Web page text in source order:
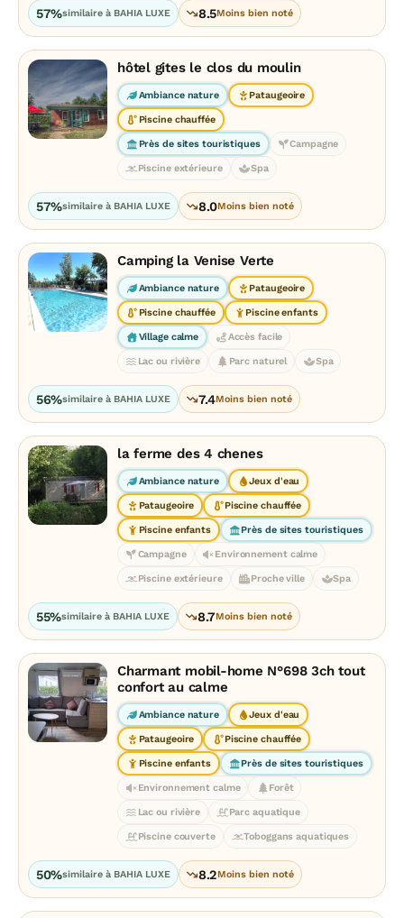
57%similaire à BAHIA LUXE 8.5Moins bien noté
hôtel gites le clos du moulin
Ambiance nature Pataugeoire
Piscine chauffée
Près de sites touristiques Campagne
Piscine extérieure Spa
57%similaire à BAHIA LUXE 8.0Moins bien noté
Camping la Venise Verte
Ambiance nature Pataugeoire
Piscine chauffée Piscine enfants
Village calme Accès facile
Lac ou rivière Parc naturel Spa
56%similaire à BAHIA LUXE 7.4Moins bien noté
la ferme des 4 chenes
Ambiance nature Jeux d'eau
Pataugeoire Piscine chauffée
Piscine enfants Près de sites touristiques
Campagne Environnement calme
Piscine extérieure Proche ville Spa
55%similaire à BAHIA LUXE 8.7Moins bien noté
Charmant mobil-home N°698 3ch tout
confort au calme
Ambiance nature Jeux d'eau
Pataugeoire Piscine chauffée
Piscine enfants Près de sites touristiques
Environnement calme Forêt
Lac ou rivière Parc aquatique
Piscine couverte Toboggans aquatiques
50%similaire à BAHIA LUXE 8.2Moins bien noté